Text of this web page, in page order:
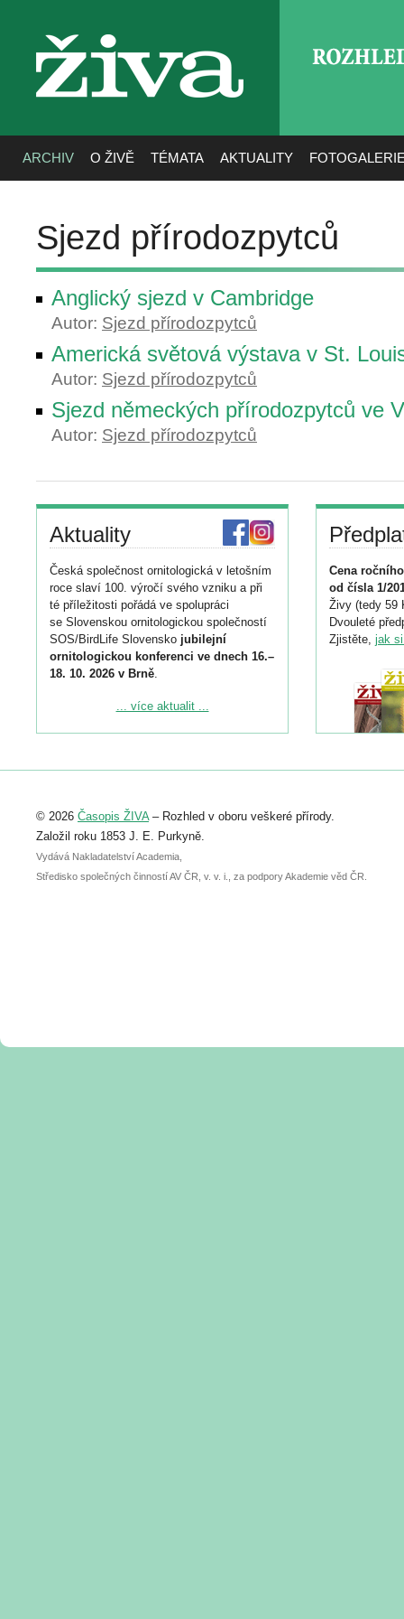
živa
ARCHIV O ŽIVĚ TÉMATA AKTUALITY
Sjezd přírodozpytců
Anglický sjezd v Cambridge
Autor: Sjezd přírodozpytců
Americká světová výstava v St.
Autor: Sjezd přírodozpytců
Sjezd německých přírodozpytců ve
Autor: Sjezd přírodozpytců
Aktuality
Česká společnost ornitologická v letošním
roce slaví 100. výročí svého vzniku a při
té příležitosti pořádá ve spolupráci
se Slovenskou ornitologickou společností
SOS/BirdLife Slovensko jubilejní
ornitologickou konferenci ve dnech 16.–
18. 10. 2026 v Brně.
Podrobnější informace ke konferenci
Registrovat se můžete do 6. září.
abstraktu přihlášené přednášky nebo
posteru je už 30. června.
... více aktualit ...
Cena
od čísla 1/
Živy (tedy 59
Dvouleté
Zjistěte, jak
© 2026 Časopis ŽIVA– Rozhled v oboru veškeré přírody.
Založil roku 1853 J. E. Purkyně.
Vydává Nakladatelství Academia,
Středisko společných činností AV ČR, v. v. i., za podpory Akademie věd ČR.